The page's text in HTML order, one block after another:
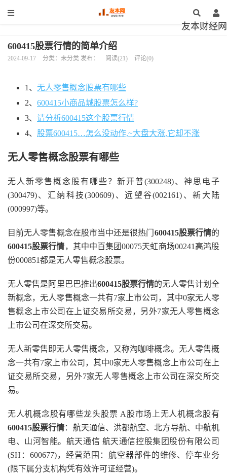
友本财经网
600415股票行情的简单介绍
2024-09-17 分类：未分类 发布： 阅读(21) 评论(0)
1、 无人零售概念股票有哪些
2、 600415小商品城股票怎么样?
3、 请分析600415这个股票行情
4、 股票600415…怎么没动作,~大盘大涨,它却不涨
无人零售概念股票有哪些
无人新零售概念股有哪些？新开普(300248)、神思电子
(300479)、汇纳科技(300609)、远望谷(002161)、新大陆
(000997)等。
目前无人零售概念在股市当中还是很热门 600415股票行情的
600415股票行情，其中中百集团00075天虹商场00241高鸿股
份000851都是无人零售概念股票。
无人零售是阿里巴巴推出600415股票行情的无人零售计划全
新概念，无人零售概念一共有7家上市公司，其中0家无人零
售概念上市公司在上证交易所交易，另外7家无人零售概念
上市公司在深交所交易。
无人新零售即无人零售概念，又称淘咖啡概念。无人零售概
念一共有7家上市公司，其中0家无人零售概念上市公司在上
证交易所交易，另外7家无人零售概念上市公司在深交所交
易。
无人机概念股有哪些龙头股票 A股市场上无人机概念股有
600415股票行情：航天通信、洪都航空、北方导航、中航机
电、山河智能。航天通信 航天通信控股集团股份有限公司
(SH：600677)，经营范围：航空器部件的维修、停车业务
(限下属分支机构凭有效许可证经营)。